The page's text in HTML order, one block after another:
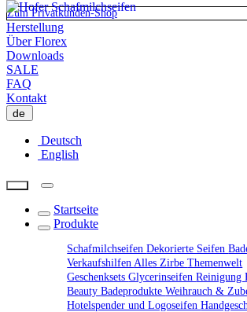
Zum Privatkunden-Shop
Herstellung
Über Florex
Downloads
SALE
FAQ
Kontakt
de
Deutsch
English
Startseite
Produkte
SchafmilchseifenDekorierte Seifen
Verkaufshilfen Alles ZirbeThemenwelt
GeschenksetsGlycerinseifenReinigung
BeautyBadeprodukteWeihrauch &
Hotelspender und Logoseifen